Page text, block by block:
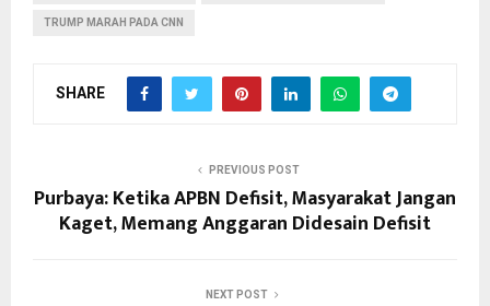
TRUMP MARAH PADA CNN
SHARE
PREVIOUS POST
Purbaya: Ketika APBN Defisit, Masyarakat Jangan
Kaget, Memang Anggaran Didesain Defisit
NEXT POST